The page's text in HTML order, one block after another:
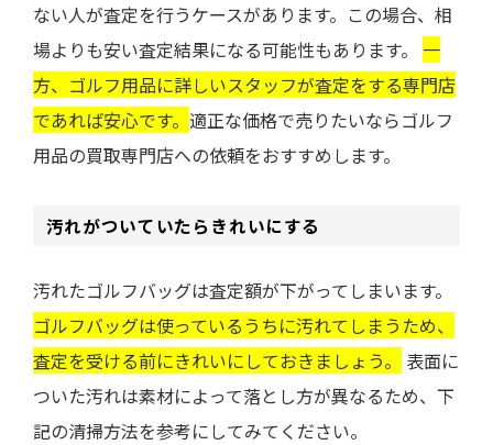
ない人が査定を行うケースがあります。この場合、相
場よりも安い査定結果になる可能性もあります。 一
方、ゴルフ用品に詳しいスタッフが査定をする専門店
であれば安心です。 適正な価格で売りたいならゴルフ
用品の買取専門店への依頼をおすすめします。
汚れがついていたらきれいにする
汚れたゴルフバッグは査定額が下がってしまいます。
ゴルフバッグは使っているうちに汚れてしまうため、
査定を受ける前にきれいにしておきましょう。
表面に
ついた汚れは素材によって落とし方が異なるため、下
記の清掃方法を参考にしてみてください。